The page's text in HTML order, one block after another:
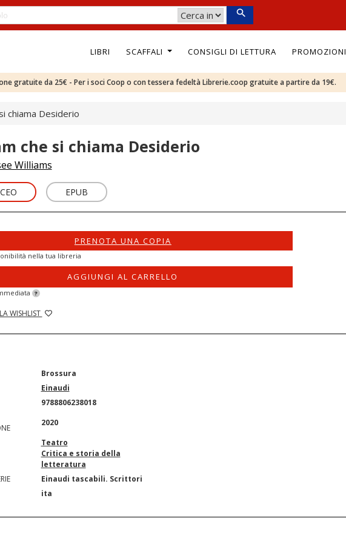
LIBRI SCAFFALI CONSIGLI DI LETTURA PROMOZIONI
gratuite da 25€ - Per i soci Coop o con tessera fedeltà Librerie.coop gratuite a partire da 19€.
chiama Desiderio
che si chiama Desiderio
Williams
EPUB
PRENOTA UNA COPIA
nella tua libreria
AGGIUNGI AL CARRELLO
?
WISHLIST
Brossura
Einaudi
9788806238018
2020
Teatro
Critica e storia della
letteratura
Einaudi tascabili. Scrittori
ita